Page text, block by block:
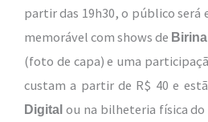
partir das 19h30, o público
memorável com shows de
(foto de capa) e uma
custam a partir de R$ 40 e
Digital ou na bilheteria física do